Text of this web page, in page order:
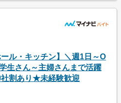
ール・キッチン】＼週1日～O
生さん～主婦さんまで活躍
割あり★未経験歓迎